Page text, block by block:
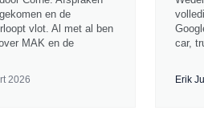
en de
vlot. Al met al ben
MAK en de
2026
car,
Erik